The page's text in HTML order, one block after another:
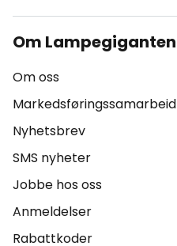
Om Lampegiganten
Om oss
Markedsføringssamarbeid
Nyhetsbrev
SMS nyheter
Jobbe hos oss
Anmeldelser
Rabattkoder